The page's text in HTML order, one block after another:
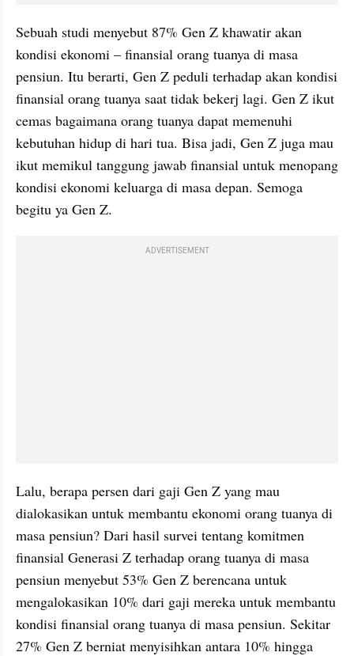
Sebuah studi menyebut 87% Gen Z khawatir akan
kondisi ekonomi – finansial orang tuanya di masa
pensiun. Itu berarti, Gen Z peduli terhadap akan kondisi
finansial orang tuanya saat tidak bekerj lagi. Gen Z ikut
cemas bagaimana orang tuanya dapat memenuhi
kebutuhan hidup di hari tua. Bisa jadi, Gen Z juga mau
ikut memikul tanggung jawab finansial untuk menopang
kondisi ekonomi keluarga di masa depan. Semoga
begitu ya Gen Z.
ADVERTISEMENT
Lalu, berapa persen dari gaji Gen Z yang mau
dialokasikan untuk membantu ekonomi orang tuanya di
masa pensiun? Dari hasil survei tentang komitmen
finansial Generasi Z terhadap orang tuanya di masa
pensiun menyebut 53% Gen Z berencana untuk
mengalokasikan 10% dari gaji mereka untuk membantu
kondisi finansial orang tuanya di masa pensiun. Sekitar
27% Gen Z berniat menyisihkan antara 10% hingga